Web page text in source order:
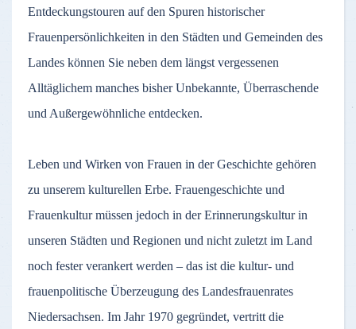
Entdeckungstouren auf den Spuren historischer
Frauenpersönlichkeiten in den Städten und Gemeinden des
Landes können Sie neben dem längst vergessenen
Alltäglichem manches bisher Unbekannte, Überraschende
und Außergewöhnliche entdecken.
Leben und Wirken von Frauen in der Geschichte gehören
zu unserem kulturellen Erbe. Frauengeschichte und
Frauenkultur müssen jedoch in der Erinnerungskultur in
unseren Städten und Regionen und nicht zuletzt im Land
noch fester verankert werden – das ist die kultur- und
frauenpolitische Überzeugung des Landesfrauenrates
Niedersachsen. Im Jahr 1970 gegründet, vertritt die